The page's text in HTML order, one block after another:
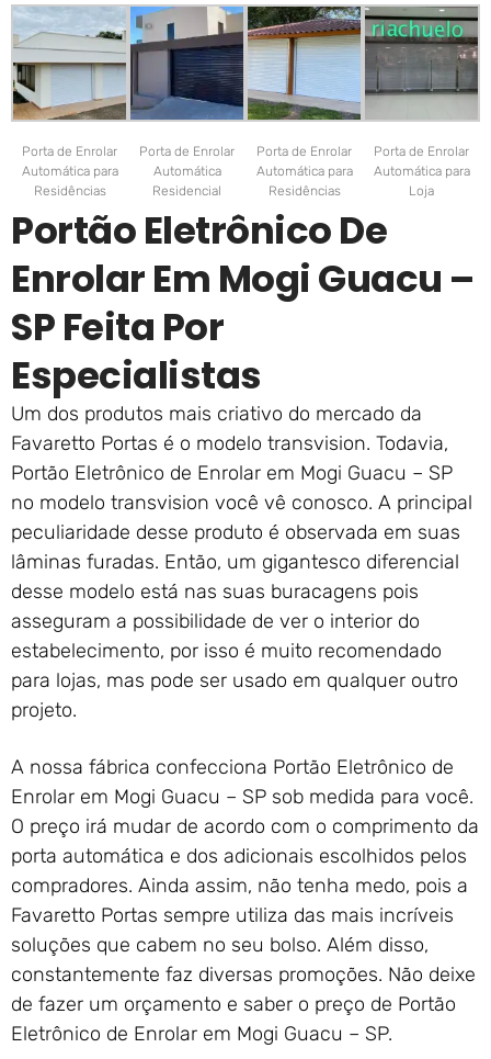
Porta de Enrolar
Automática para
Residências
Porta de Enrolar
Automática
Residencial
Porta de Enrolar
Automática para
Residências
Porta de Enrolar
Automática para
Loja
Portão Eletrônico De
Enrolar Em Mogi Guacu –
SP Feita Por
Especialistas
Um dos produtos mais criativo do mercado da
Favaretto Portas é o modelo transvision. Todavia,
Portão Eletrônico de Enrolar em Mogi Guacu – SP
no modelo transvision você vê conosco. A principal
peculiaridade desse produto é observada em suas
lâminas furadas. Então, um gigantesco diferencial
desse modelo está nas suas buracagens pois
asseguram a possibilidade de ver o interior do
estabelecimento, por isso é muito recomendado
para lojas, mas pode ser usado em qualquer outro
projeto.
A nossa fábrica confecciona Portão Eletrônico de
Enrolar em Mogi Guacu – SP sob medida para você.
O preço irá mudar de acordo com o comprimento da
porta automática e dos adicionais escolhidos pelos
compradores. Ainda assim, não tenha medo, pois a
Favaretto Portas sempre utiliza das mais incríveis
soluções que cabem no seu bolso. Além disso,
constantemente faz diversas promoções. Não deixe
de fazer um orçamento e saber o preço de Portão
Eletrônico de Enrolar em Mogi Guacu – SP.